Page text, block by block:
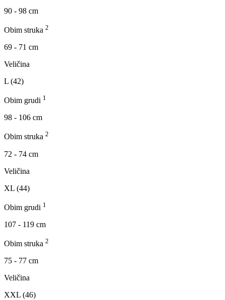
90 - 98 cm
Obim struka 2
69 - 71 cm
Veličina
L (42)
Obim grudi 1
98 - 106 cm
Obim struka 2
72 - 74 cm
Veličina
XL (44)
Obim grudi 1
107 - 119 cm
Obim struka 2
75 - 77 cm
Veličina
XXL (46)